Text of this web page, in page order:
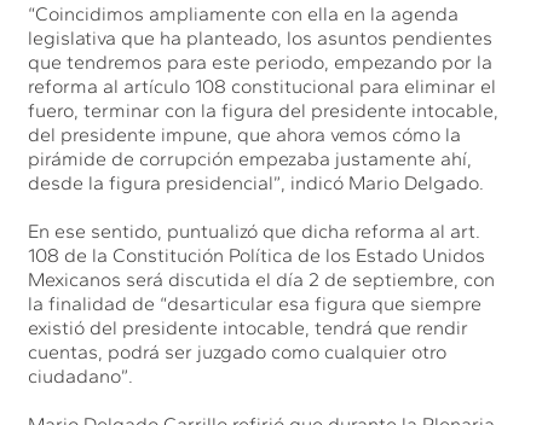
“Coincidimos ampliamente con ella en la agenda
legislativa que ha planteado, los asuntos pendientes
que tendremos para este periodo, empezando por la
reforma al artículo 108 constitucional para eliminar el
fuero, terminar con la figura del presidente intocable,
del presidente impune, que ahora vemos cómo la
pirámide de corrupción empezaba justamente ahí,
desde la figura presidencial”, indicó Mario Delgado.
En ese sentido, puntualizó que dicha reforma al art.
108 de la Constitución Política de los Estado Unidos
Mexicanos será discutida el día 2 de septiembre, con
la finalidad de “desarticular esa figura que siempre
existió del presidente intocable, tendrá que rendir
cuentas, podrá ser juzgado como cualquier otro
ciudadano”.